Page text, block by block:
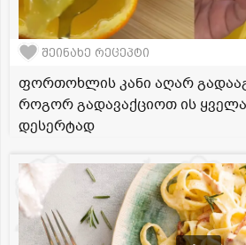
შეინახე რეცეპტი
ფორთოხლის კანი აღარ
როგორ გადავაქციოთ ის
დესერტად